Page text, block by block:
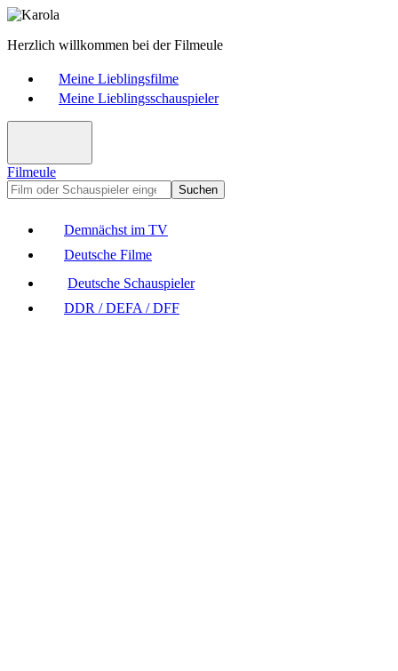
Herzlich willkommen bei der Filmeule
Meine Lieblingsfilme
Meine Lieblingsschauspieler
Filmeule
Suchen
Demnächst im TV
Deutsche Filme
Deutsche Schauspieler
DDR / DEFA / DFF